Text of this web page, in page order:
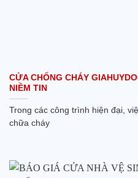
CỬA CHỐNG CHÁY
NIỀM TIN
Trong các công trình hiện đại,
chữa cháy